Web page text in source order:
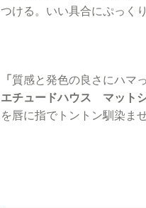
つける。いい具合にぷっく
「 質感と発色の良さにハマ
エチュードハウス マット
を唇に指でトントン馴染ま